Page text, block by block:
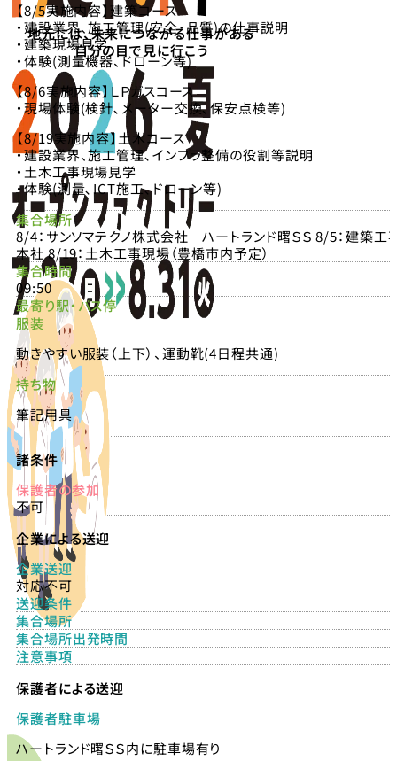
地元には、未来につながる仕事がある
自分の目で見に行こう
【8/5実施内容】建築コース
・建設業界、施工管理(安全･品質)の仕事説明
・建築現場見学
・体験(測量機器、ドローン等)
【8/6実施内容】ＬＰガスコース
・現場体験(検針､メーター交換､保安点検等)
【8/19実施内容】土木コース
・建設業界、施工管理､インフラ整備の役割等説明
・土木工事現場見学
・体験(測量､ICT施工､ドローン等)
集合場所
8/4：サンソマテクノ株式会社 ハートランド曙ＳＳ 8/5：建築
本社 8/19：土木工事現場（豊橋市内予定）
集合時間
09:50
最寄り駅・バス停
服装
動きやすい服装（上下）、運動靴(4日程共通)
持ち物
筆記用具
諸条件
保護者の参加
不可
企業による送迎
企業送迎
対応不可
送迎条件
集合場所
集合場所出発時間
注意事項
保護者による送迎
保護者駐車場
ハートランド曙ＳＳ内に駐車場有り